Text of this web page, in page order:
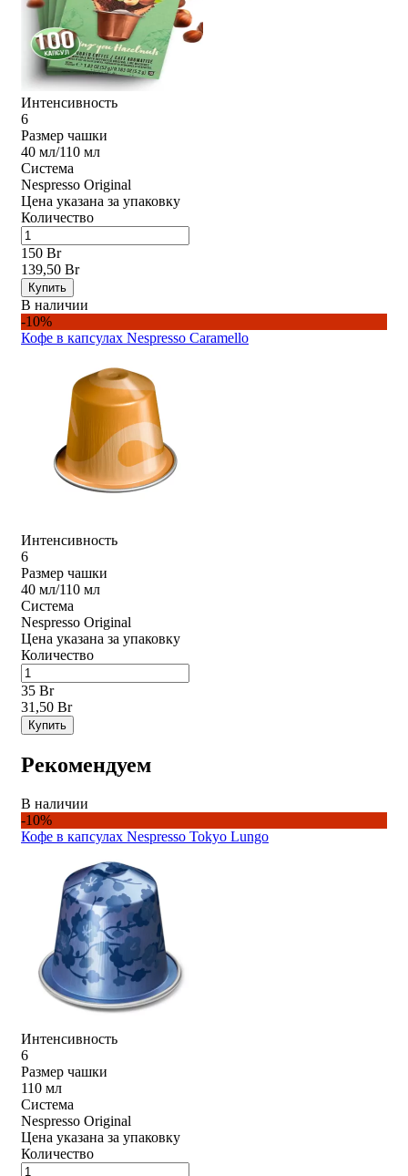
Интенсивность
6
Размер чашки
40 мл/110 мл
Система
Nespresso Original
Цена указана за упаковку
Количество
150 Br
139,50 Br
Купить
В наличии
-10%
Кофе в капсулах Nespresso Caramello
Интенсивность
6
Размер чашки
40 мл/110 мл
Система
Nespresso Original
Цена указана за упаковку
Количество
35 Br
31,50 Br
Купить
Рекомендуем
В наличии
-10%
Кофе в капсулах Nespresso Tokyo Lungo
Интенсивность
6
Размер чашки
110 мл
Система
Nespresso Original
Цена указана за упаковку
Количество